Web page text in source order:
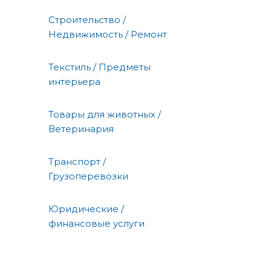
Строительство /
Недвижимость / Ремонт
Текстиль / Предметы
интерьера
Товары для животных /
Ветеринария
Транспорт /
Грузоперевозки
Юридические /
финансовые услуги